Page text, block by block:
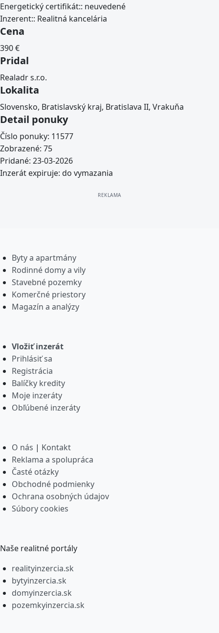
Energetický certifikát:: neuvedené
Inzerent:: Realitná kancelária
Cena
390€
Pridal
Realadr s.r.o.
Lokalita
Slovensko, Bratislavský kraj, Bratislava II, Vrakuňa
Detail ponuky
Číslo ponuky: 11577
Zobrazené: 75
Pridané: 23-03-2026
Inzerát expiruje: do vymazania
Byty a apartmány
Rodinné domy a vily
Stavebné pozemky
Komerčné priestory
Magazín a analýzy
Vložiť inzerát
Prihlásiť sa
Registrácia
Balíčky kredity
Moje inzeráty
Obľúbené inzeráty
O nás | Kontakt
Reklama a spolupráca
Časté otázky
Obchodné podmienky
Ochrana osobných údajov
Súbory cookies
Naše realitné portály
realityinzercia.sk
bytyinzercia.sk
domyinzercia.sk
pozemkyinzercia.sk